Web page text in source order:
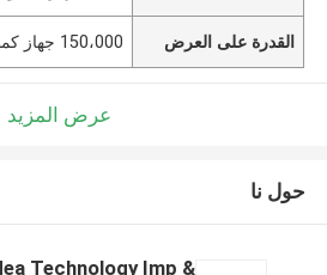
القدرة على العرض 150،000 جهاز كمبيوتر في الشهر
عرض المزيد
حول نا
Technology Imp &